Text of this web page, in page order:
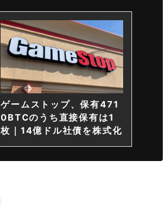
ゲームストップ、保有471
0BTCのうち直接保有は1
枚｜14億ドル社債を株式化